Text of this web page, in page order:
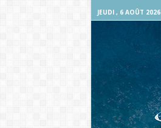
JEUDI , 6 AOÛT 2026